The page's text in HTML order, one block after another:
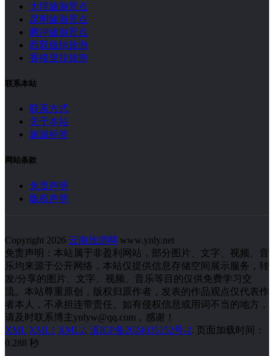
大理旅游景点
昆明旅游景点
腾冲旅游景点
西双版纳旅游
香格里拉旅游
联系本站
联系方式
关于本站
旅游标签
网站条款
免责声明
版权声明
Copyright 2026 云南旅游网 www.ynly.net
免责声明：本站属于非盈利网站，部分图片、文字、视频、音
乐均来源于公开网络，本站仅提供信息存储空间展示服务，转
发/分享的图片、文字、视频、音乐等目的仅供免费学习交
流。本站尊重原创，版权归原作者，发表的作品观点仅代表作
者本人，不承担连带责任。如有侵权信息或用词不当的地方，
请及时联系博主ynlyw@qq.com，感谢！
XML XML1 XML2. 滇ICP备2024035152号-2. 页面加载时间：
0.288 秒